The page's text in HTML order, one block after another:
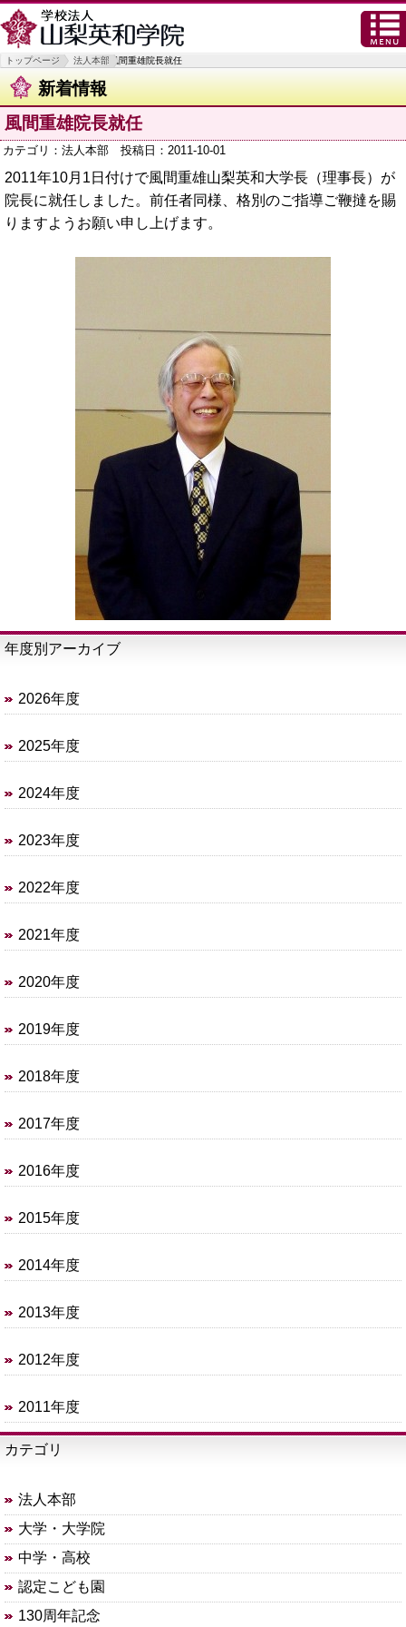
トップページ 法人本部 風間重雄院長就任
新着情報
風間重雄院長就任
カテゴリ： 法人本部 投稿日：2011-10-01
2011年10月1日付けで風間重雄山梨英和大学長（理事長）が
院長に就任しました。前任者同様、格別のご指導ご鞭撻を賜
りますようお願い申し上げます。
年度別アーカイブ
2026年度
2025年度
2024年度
2023年度
2022年度
2021年度
2020年度
2019年度
2018年度
2017年度
2016年度
2015年度
2014年度
2013年度
2012年度
2011年度
カテゴリ
法人本部
大学・大学院
中学・高校
認定こども園
130周年記念